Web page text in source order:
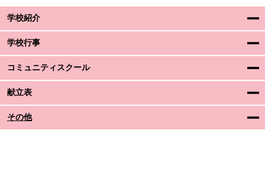
学校紹介
学校行事
コミュニティスクール
献立表
その他